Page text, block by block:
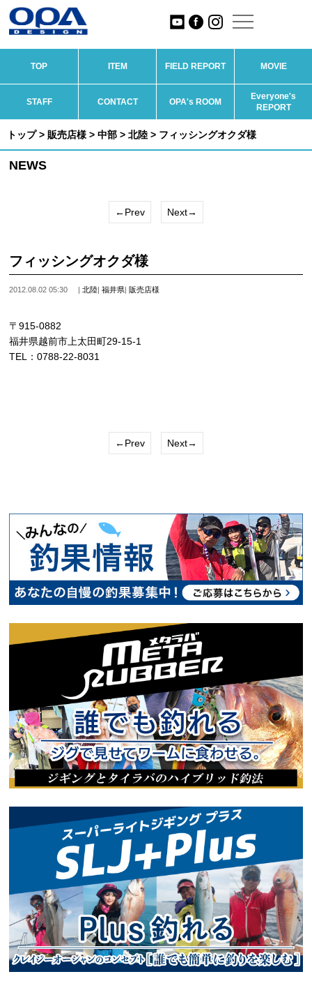
TOP ITEM FIELD REPORT MOVIE
STAFF CONTACT OPA's ROOM
Everyone's
REPORT
トップ> 販売店様 > 中部 > 北陸 > フィッシングオクダ様
NEWS
←Prev Next→
フィッシングオクダ様
2012.08.02 05:30 |北陸|福井県|販売店様
〒915-0882
福井県越前市上太田町29-15-1
TEL：0788-22-8031
←Prev Next→